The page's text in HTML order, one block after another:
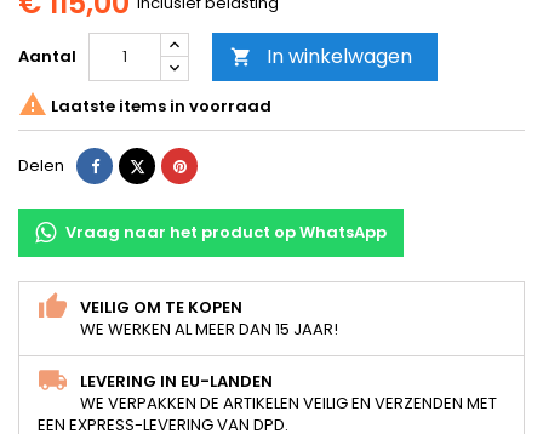
Aantal  In winkelwagen
 Laatste items in voorraad
Delen DelenTweetPinterest
Vraag naar het product op WhatsApp
VEILIG OM TE KOPEN
WE WERKEN AL MEER DAN 15 JAAR!
LEVERING IN EU-LANDEN
WE VERPAKKEN DE ARTIKELEN VEILIG EN VERZENDEN MET
EEN EXPRESS-LEVERING VAN DPD.